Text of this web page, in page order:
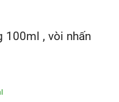
100ml , vòi nhấn